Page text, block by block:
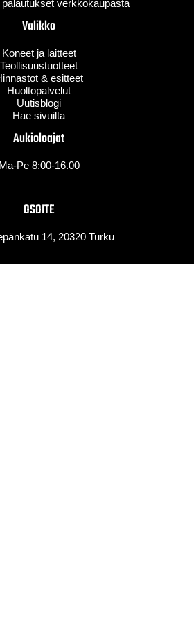
palautukset verkkokaupasta
Valikko
Koneet ja laitteet
Teollisuustuotteet
& esitteet
Huoltopalvelut
Uutisblogi
Hae sivuilta
Aukioloajat
Ma-Pe 8:00-16.00
OSOITE
14, 20320 Turku